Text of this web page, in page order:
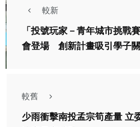
較新
「投號玩家－青年城市挑戰
會登場 創新計畫吸引學子
較舊
少雨衝擊南投孟宗筍產量 立